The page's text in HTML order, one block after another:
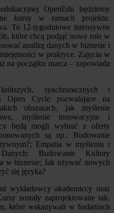
OpenEdu będziemy
kursy w ramach projektu.
To 12-tygodniowe intensywne
które chcą podjąć nowe role w
analizę danych w biznesie i
w praktyce. Zajęcia w
na początku marca – zapowiada
synchronicznych i
Open Cycle pozwalające na
obszarach, jak myślenie
myślenie innowacyjne i
będą mogli wybrać z oferty
są np.: Budowanie
Empatia w myśleniu i
Budowanie Kultury
w biznesie; Jak używać nowych
się języka?
wykładowcy akademiccy oraz
zostały zaprojektowane tak,
które wskazywali w badaniach